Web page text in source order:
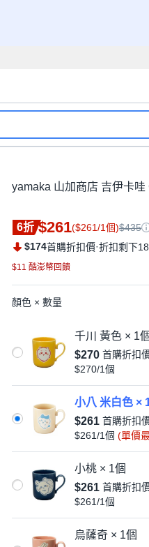
yamaka 山加商店 吉伊卡
6折 $261($261/1個)$435
$174首購折扣價·折扣剩下
$11 酷澎幣回饋
顏色 × 數量
千川 黃色 × 1個
$270 首購折扣
$270/1個
小八 米白色 ×
$261 首購折扣
$261/1個 (單價
小桃 × 1個
$261 首購折扣
$261/1個
烏薩奇 × 1個